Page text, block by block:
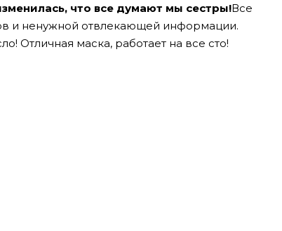
что все думают мы сестры!Все
и ненужной отвлекающей информации.
Отличная маска, работает на все сто!